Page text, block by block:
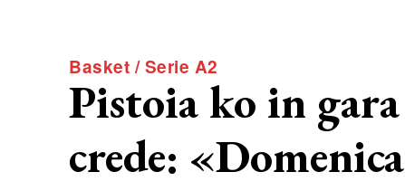
Basket / Serie A2
Pistoia ko in
crede: